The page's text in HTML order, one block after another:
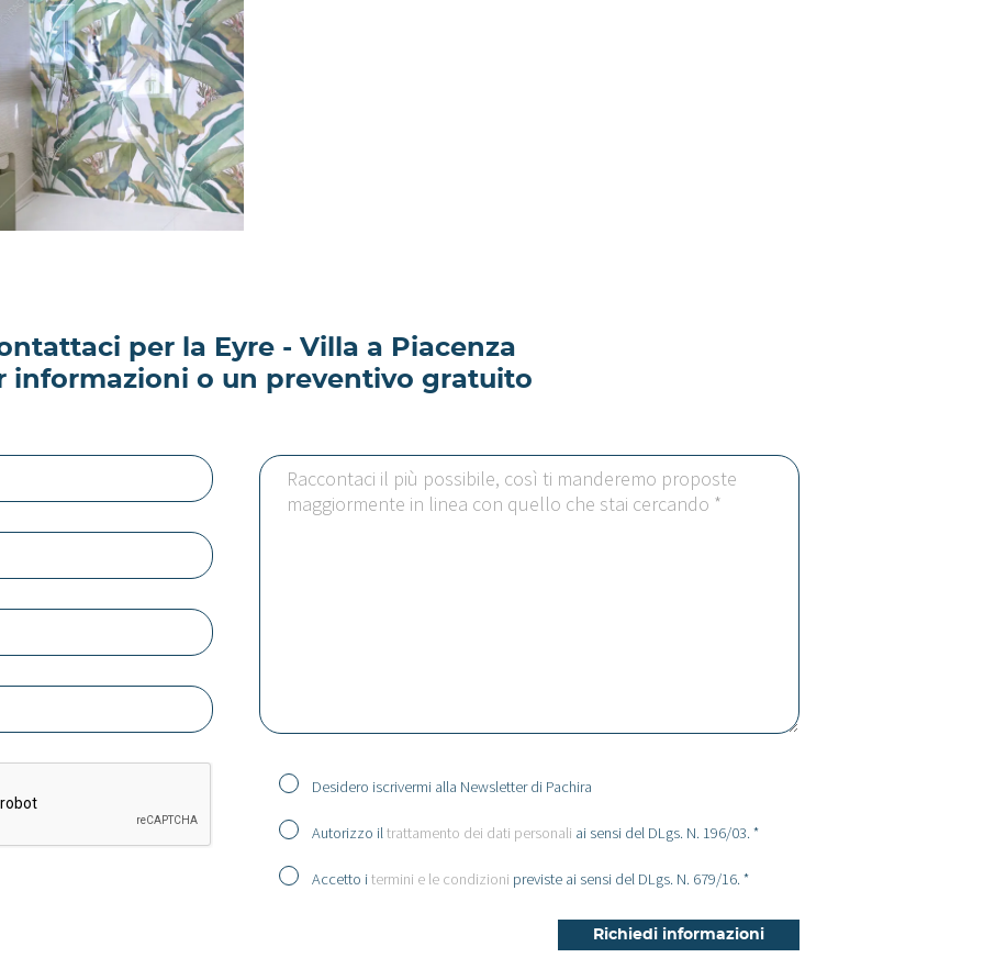
per la Eyre - Villa a Piacenza
informazioni o un preventivo gratuito
Desidero iscrivermi alla Newsletter di Pachira
Autorizzo iltrattamento dei dati personali ai sensi del DLgs. N. 196/03. *
Accetto itermini e le condizioni previste ai sensi del DLgs. N. 679/16. *